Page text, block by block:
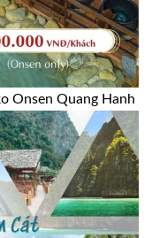
Onsen Quang Hanh